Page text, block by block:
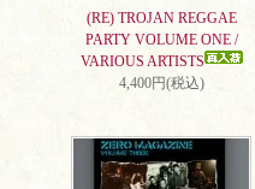
(RE) TROJAN REGGAE
PARTY VOLUME ONE /
VARIOUS ARTISTS
4,400円(税込)